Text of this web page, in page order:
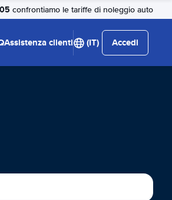
confrontiamo le tariffe di noleggio auto
Assistenza clienti (IT) Accedi